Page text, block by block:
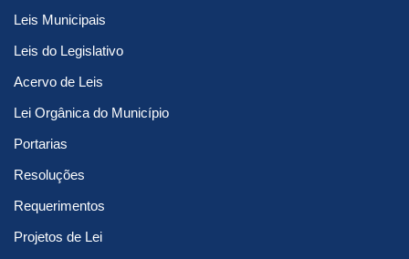
Leis Municipais
Leis do Legislativo
Acervo de Leis
Lei Orgânica do Município
Portarias
Resoluções
Requerimentos
Projetos de Lei